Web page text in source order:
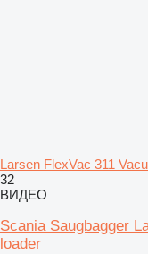
Larsen FlexVac 311
32
ВИДЕО
Scania Saugbagger
loader